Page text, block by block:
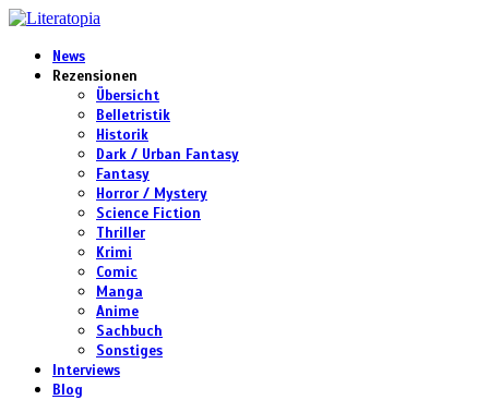
News
Rezensionen
Übersicht
Belletristik
Historik
Dark / Urban Fantasy
Fantasy
Horror / Mystery
Science Fiction
Thriller
Krimi
Comic
Manga
Anime
Sachbuch
Sonstiges
Interviews
Blog